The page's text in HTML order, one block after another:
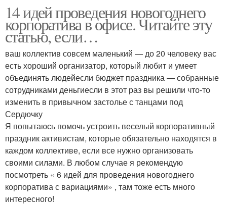
14 идей проведения новогоднего
корпоратива в офисе. Читайте эту
статью, если…
ваш коллектив совсем маленький — до 20 человеку вас
есть хороший организатор, который любит и умеет
объединять людейесли бюджет праздника — собранные
сотрудниками деньгиесли в этот раз вы решили что-то
изменить в привычном застолье с танцами под
Сердючку
Я попытаюсь помочь устроить веселый корпоративный
праздник активистам, которые обязательно находятся в
каждом коллективе, если все нужно организовать
своими силами. В любом случае я рекомендую
посмотреть « 6 идей для проведения новогоднего
корпоратива с вариациями» , там тоже есть много
интересного!